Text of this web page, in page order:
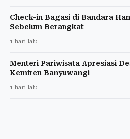
Check-in Bagasi di Bandara
Sebelum Berangkat
1 hari lalu
Menteri Pariwisata Apresiasi
Kemiren Banyuwangi
1 hari lalu